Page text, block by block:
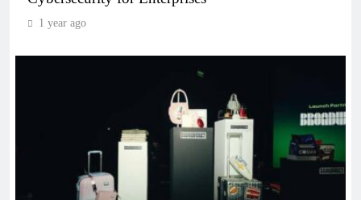
1 year ago